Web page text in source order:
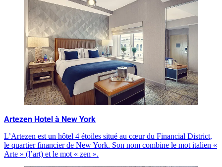
Artezen Hotel à New York
L’Artezen est un hôtel 4 étoiles situé au cœur du Financial District,
le quartier financier de New York. Son nom combine le mot italien «
Arte » (l’art) et le mot « zen ».